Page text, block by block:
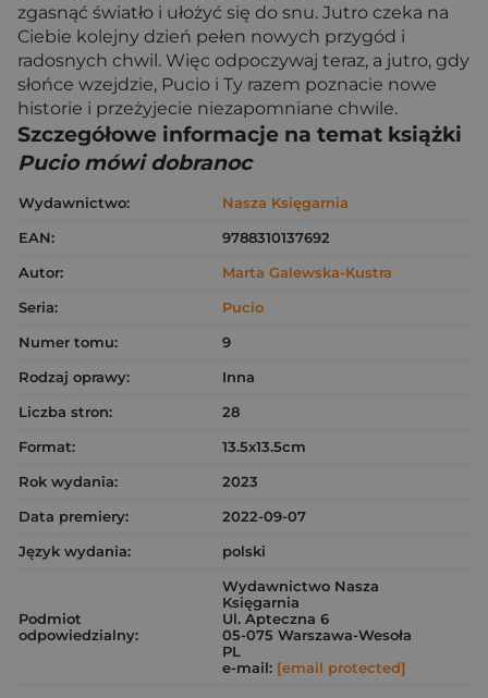
zgasnąć światło i ułożyć się do snu. Jutro czeka na
Ciebie kolejny dzień pełen nowych przygód i
radosnych chwil. Więc odpoczywaj teraz, a jutro, gdy
słońce wzejdzie, Pucio i Ty razem poznacie nowe
historie i przeżyjecie niezapomniane chwile.
Szczegółowe informacje na temat książki
Pucio mówi dobranoc
Wydawnictwo:
Nasza Księgarnia
EAN:
9788310137692
Autor:
Marta Galewska-Kustra
Seria:
Pucio
Numer tomu:
9
Rodzaj oprawy:
Inna
Liczba stron:
28
Format:
13.5x13.5cm
Rok wydania:
2023
Data premiery:
2022-09-07
Język wydania:
polski
Podmiot
odpowiedzialny:
Wydawnictwo Nasza
Księgarnia
Ul. Apteczna 6
05-075 Warszawa-Wesoła
PL
e-mail: [email protected]